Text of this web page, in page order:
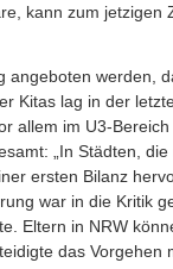
kann zum jetzigen
werden,
Kitas lag in der
allem im U3-
„In Städten,
ersten Bilanz
war in die Kritik
Eltern in NRW
das Vorgehen